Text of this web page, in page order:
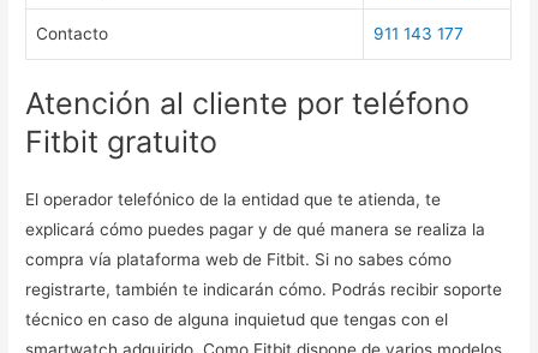
Contacto 911 143 177
Atención al cliente por teléfono
Fitbit gratuito
El operador telefónico de la entidad que te atienda, te
explicará cómo puedes pagar y de qué manera se realiza la
compra vía plataforma web de Fitbit. Si no sabes cómo
registrarte, también te indicarán cómo. Podrás recibir soporte
técnico en caso de alguna inquietud que tengas con el